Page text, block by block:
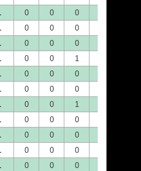
0 0 0
0 0 0
0 0 0
0 0 1
0 0 0
0 0 0
0 0 1
0 0 0
0 0 0
0 0 0
0 0 0